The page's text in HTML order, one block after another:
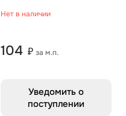
Нет в наличии
104 ₽ за м.п.
Уведомить о
поступлении